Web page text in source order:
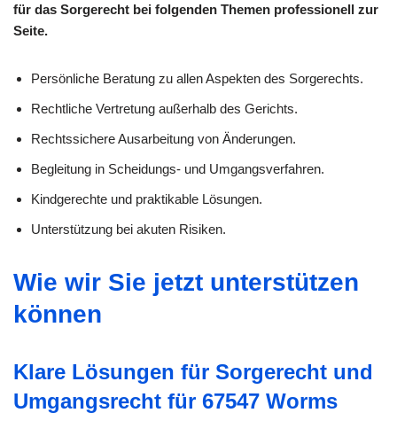
für das Sorgerecht bei folgenden Themen professionell zur
Seite.
Persönliche Beratung zu allen Aspekten des Sorgerechts.
Rechtliche Vertretung außerhalb des Gerichts.
Rechtssichere Ausarbeitung von Änderungen.
Begleitung in Scheidungs- und Umgangsverfahren.
Kindgerechte und praktikable Lösungen.
Unterstützung bei akuten Risiken.
Wie wir Sie jetzt unterstützen
können
Klare Lösungen für Sorgerecht und
Umgangsrecht für 67547 Worms